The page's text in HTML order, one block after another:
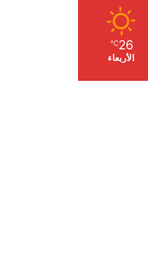
26
℃
الأربعاء